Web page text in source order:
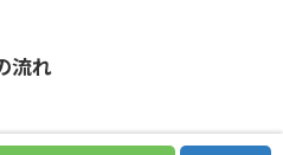
流れ
流れ